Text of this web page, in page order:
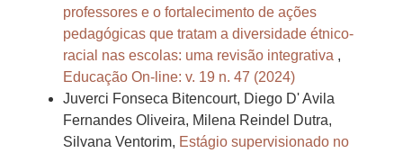
professores e o fortalecimento de ações
pedagógicas que tratam a diversidade étnico-
racial nas escolas: uma revisão integrativa ,
Educação On-line: v. 19 n. 47 (2024)
Juverci Fonseca Bitencourt, Diego D' Avila
Fernandes Oliveira, Milena Reindel Dutra,
Silvana Ventorim, Estágio supervisionado no